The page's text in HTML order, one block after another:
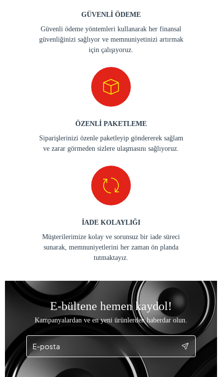
GÜVENLİ ÖDEME
Güvenli ödeme yöntemleri kullanarak her finansal
güvenliğinizi sağlıyor ve memnuniyetinizi artırmak
için çalışıyoruz.
ÖZENLİ PAKETLEME
Siparişlerinizi özenle paketleyip göndererek sağlam
ve zarar görmeden sizlere ulaşmasını sağlıyoruz.
İADE KOLAYLIĞI
Müşterilerimize kolay ve sorunsuz bir iade süreci
sunarak, memnuniyetlerini her zaman ön planda
tutmaktayız.
E-bültene hemen kaydol!
Kampanyalardan ve en yeni ürünlerden haberdar olun.